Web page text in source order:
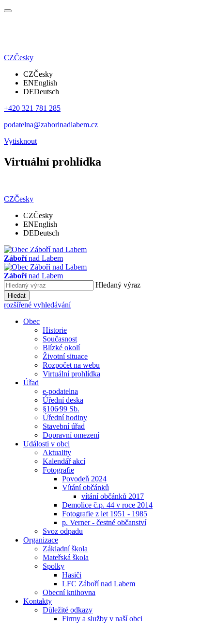
CZČesky
CZČesky
ENEnglish
DEDeutsch
+420 321 781 285
podatelna@zaborinadlabem.cz
Vytisknout
Virtuální prohlídka
CZČesky
CZČesky
ENEnglish
DEDeutsch
Zábořínad Labem
Zábořínad Labem
Hledaný výraz
Hledat
rozšířené vyhledávání
Obec
Historie
Současnost
Blízké okolí
Životní situace
Rozpočet na webu
Virtuální prohlídka
Úřad
e-podatelna
Úřední deska
§106⁄99 Sb.
Úřední hodiny
Stavební úřad
Dopravní omezení
Události v obci
Aktuality
Kalendář akcí
Fotografie
Povodeň 2024
Vítání občánků
vítání občánků 2017
Demolice č.p. 44 v roce 2014
Fotografie z let 1951 - 1985
p. Verner - čestné občanství
Svoz odpadu
Organizace
Základní škola
Mateřská škola
Spolky
Hasiči
LFC Záboří nad Labem
Obecní knihovna
Kontakty
Důležité odkazy
Firmy a služby v naší obci